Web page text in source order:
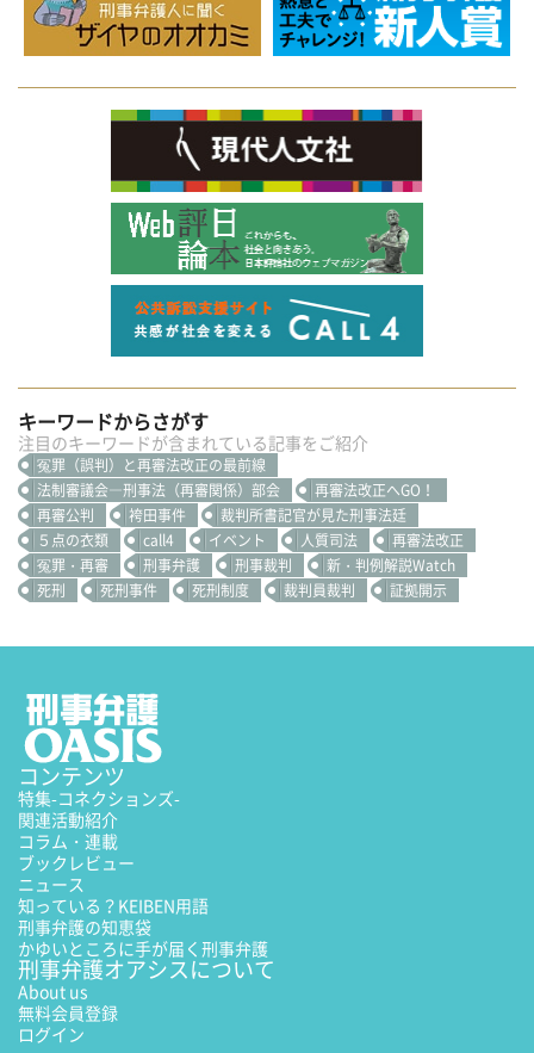
キーワードからさがす
注目のキーワードが含まれている記事をご紹介
冤罪（誤判）と再審法改正の最前線
法制審議会―刑事法（再審関係）部会
再審法改正へGO！
再審公判
袴田事件
裁判所書記官が見た刑事法廷
５点の衣類
call4 イベント 人質司法
再審法改正
冤罪・再審
刑事弁護 刑事裁判
新・判例解説Watch
死刑
死刑事件 死刑制度 裁判員裁判 証拠開示
コンテンツ
特集-コネクションズ-
関連活動紹介
コラム・連載
ブックレビュー
ニュース
知っている？KEIBEN用語
刑事弁護の知恵袋
かゆいところに手が届く刑事弁護
刑事弁護オアシスについて
About us
無料会員登録
ログイン